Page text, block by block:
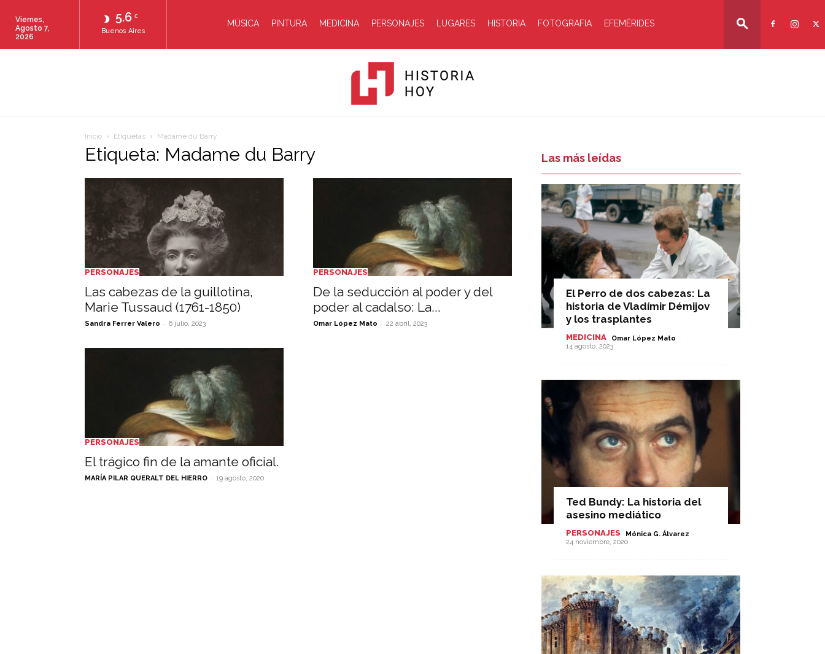
5.6 C
Buenos Aires
Viernes,
Agosto 7,
2026
MÚSICA PINTURA MEDICINA PERSONAJES LUGARES HISTORIA FOTOGRAFIA EFEMÉRIDES
Hoy
Inicio Etiquetas Madame du Barry
Etiqueta: Madame du Barry
PERSONAJES
Las cabezas de la guillotina,
Marie Tussaud (1761-1850)
Sandra Ferrer Valero - 6 julio, 2023
PERSONAJES
De la seducción al poder y del
poder al cadalso: La...
Omar López Mato - 22 abril, 2023
PERSONAJES
El trágico fin de la amante oficial.
MARÍA PILAR QUERALT DEL HIERRO - 19 agosto, 2020
Las más leídas
El Perro de dos cabezas: La
historia de Vladímir Démijov
y los trasplantes
MEDICINA Omar López Mato -
14 agosto, 2023
Ted Bundy: La historia del
asesino mediático
PERSONAJES Mónica G. Álvarez -
24 noviembre, 2020